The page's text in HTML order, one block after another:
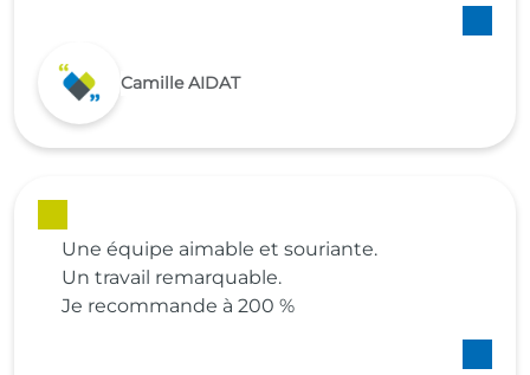
Camille AIDAT
Une équipe aimable et souriante.
Un travail remarquable.
Je recommande à 200 %